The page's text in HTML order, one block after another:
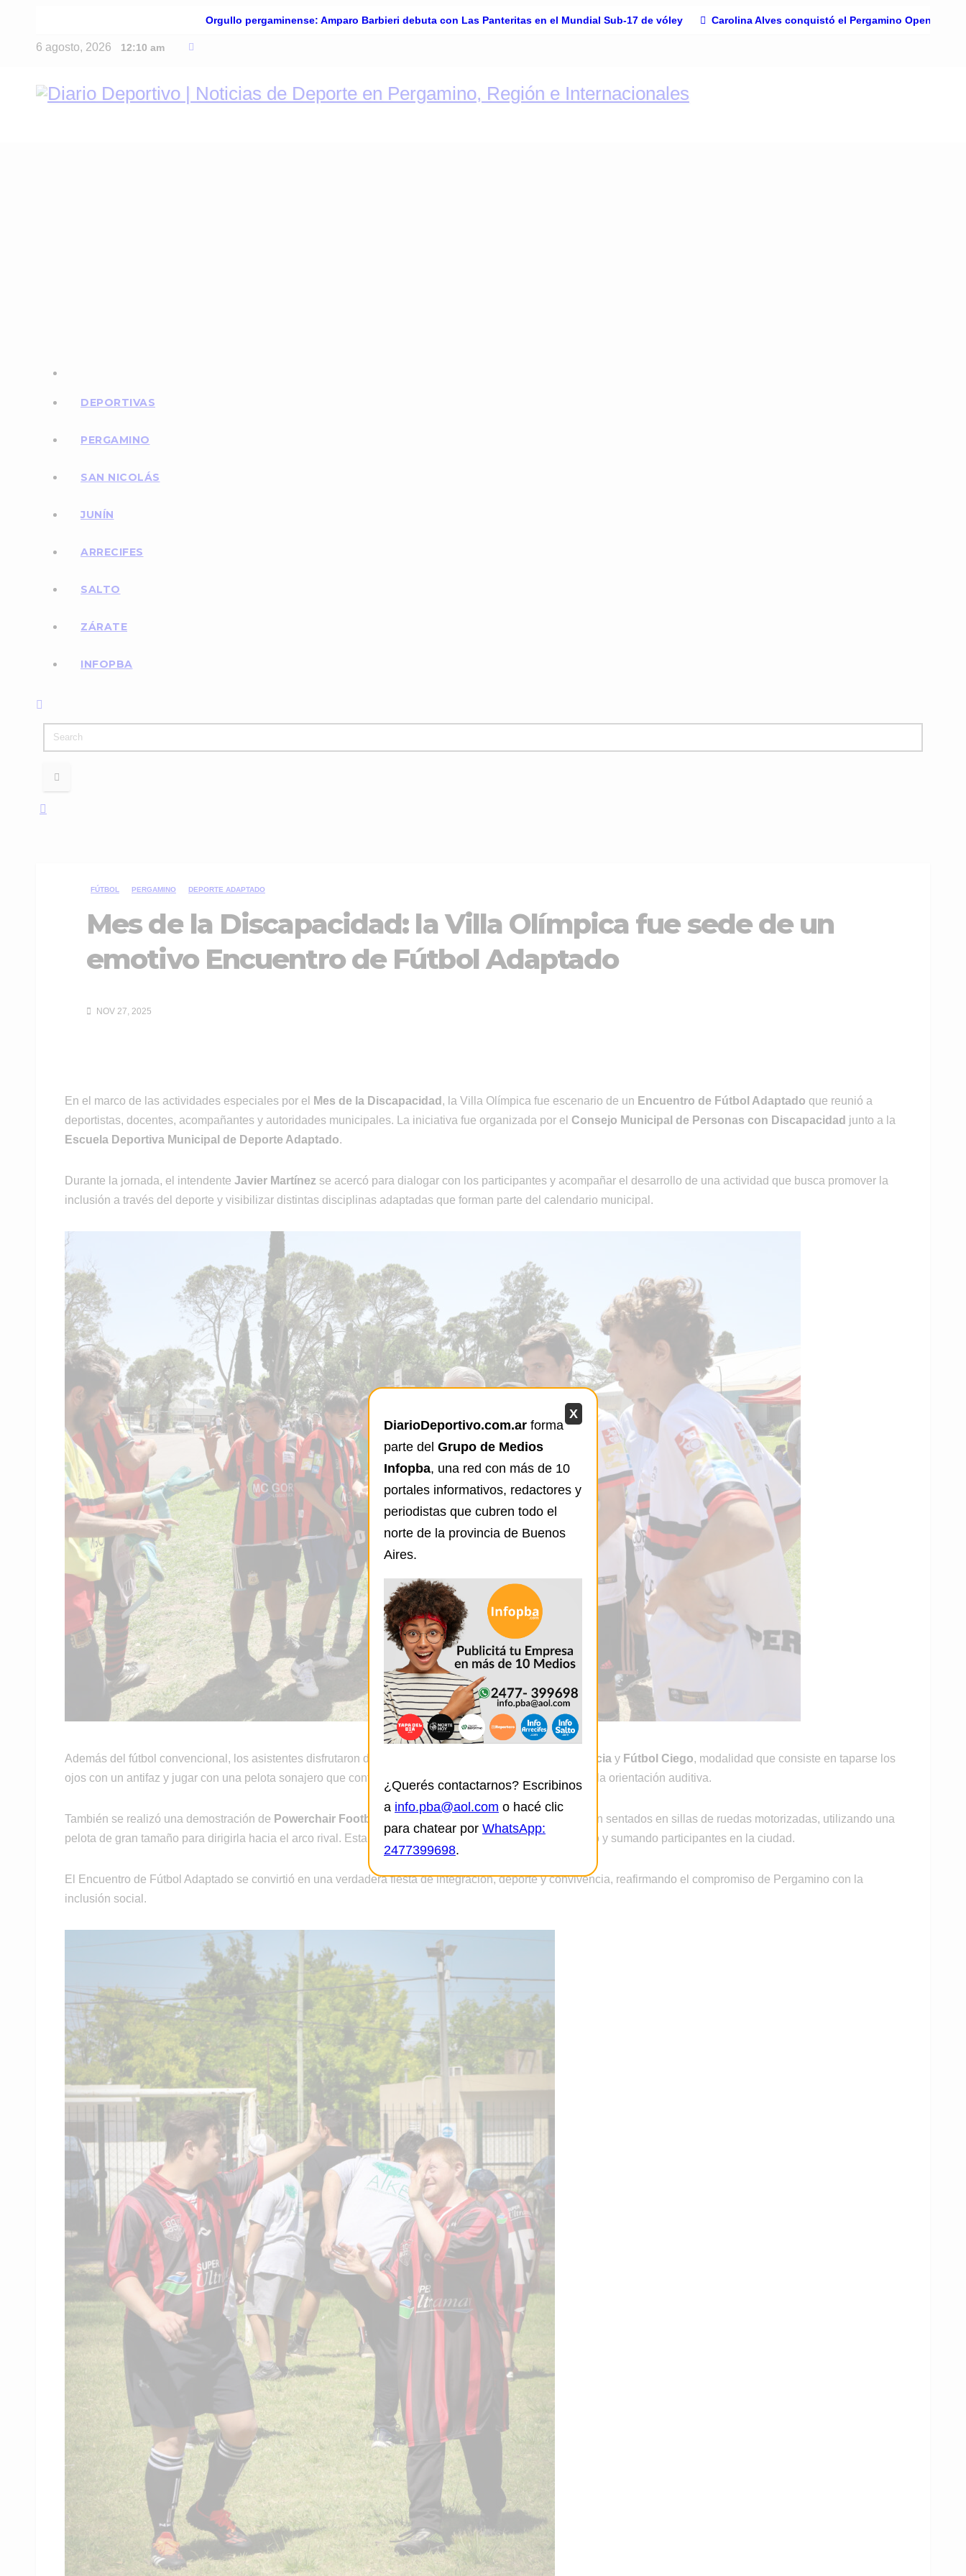
Orgullo pergaminense: Amparo Barbieri debuta con Las Panteritas en el Mundial Sub-17 de vóley Carolina Alves conquistó el Pergamino Open 2026
6 agosto, 2026 12:10 am
DEPORTIVAS
PERGAMINO
SAN NICOLÁS
JUNÍN
ARRECIFES
SALTO
ZÁRATE
INFOPBA
FÚTBOL PERGAMINO DEPORTE ADAPTADO
Mes de la Discapacidad: la Villa Olímpica fue sede de un
emotivo Encuentro de Fútbol Adaptado
NOV 27, 2025
En el marco de las actividades especiales por el Mes de la Discapacidad , la Villa Olímpica fue escenario de un Encuentro de Fútbol Adaptado que reunió a
deportistas, docentes, acompañantes y autoridades municipales. La iniciativa fue organizada por el Consejo Municipal de Personas con Discapacidad junto a la
Escuela Deportiva Municipal de Deporte Adaptado.
Durante la jornada, el intendente Javier Martínez se acercó para dialogar con los participantes y acompañar el desarrollo de una actividad que busca promover la
inclusión a través del deporte y visibilizar distintas disciplinas adaptadas que forman parte del calendario municipal.
Además del fútbol convencional, los asistentes disfrutaron de distintas propuestas recreativas como Boccia y Fútbol Ciego, modalidad que consiste en taparse los
ojos con un antifaz y jugar con una pelota sonajero que contiene cascabeles en su interior, favoreciendo la orientación auditiva.
También se realizó una demostración de Powerchair Football
, disciplina en la que los deportistas juegan sentados en sillas de ruedas motorizadas, utilizando una
pelota de gran tamaño para dirigirla hacia el arco rival. Esta variedad del fútbol adaptado sigue creciendo y sumando participantes en la ciudad.
El Encuentro de Fútbol Adaptado se convirtió en una verdadera fiesta de integración, deporte y convivencia, reafirmando el compromiso de Pergamino con la
inclusión social.
X
DiarioDeportivo.com.ar forma
parte del Grupo de Medios
Infopba, una red con más de 10
portales informativos, redactores y
periodistas que cubren todo el
norte de la provincia de Buenos
Aires.
¿Querés contactarnos? Escribinos
a info.pba@aol.com o hacé clic
para chatear por WhatsApp:
2477399698.